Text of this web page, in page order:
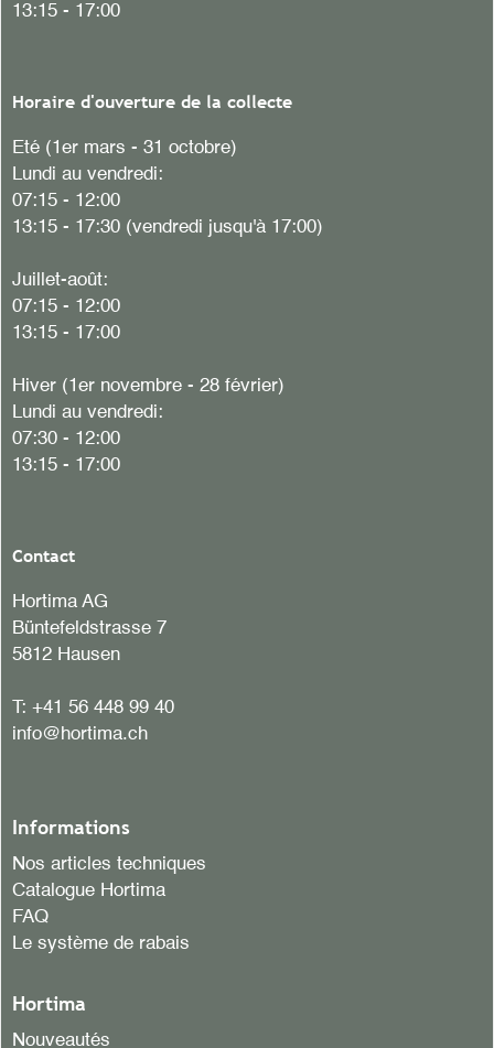
13:15 - 17:00
Horaire d'ouverture de la collecte
Eté (1er mars - 31 octobre)
Lundi au vendredi:
07:15 - 12:00
13:15 - 17:30 (vendredi jusqu'à 17:00)
Juillet-août:
07:15 - 12:00
13:15 - 17:00
Hiver (1er novembre - 28 février)
Lundi au vendredi:
07:30 - 12:00
13:15 - 17:00
Contact
Hortima AG
Büntefeldstrasse 7
5812 Hausen
T: +41 56 448 99 40
info@hortima.ch
Informations
Nos articles techniques
Catalogue Hortima
FAQ
Le système de rabais
Hortima
Nouveautés